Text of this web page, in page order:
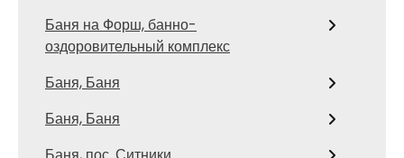
Баня на Форш, банно-
оздоровительный комплекс
Баня, Баня
Баня, Баня